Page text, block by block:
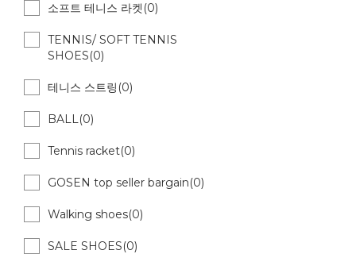
소프트 테니스 라켓(0)
TENNIS/ SOFT TENNIS
SHOES(0)
테니스 스트링(0)
BALL(0)
Tennis racket(0)
GOSEN top seller bargain(0)
Walking shoes(0)
SALE SHOES(0)